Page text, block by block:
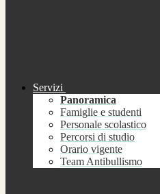
Servizi
Panoramica
Famiglie e studenti
Personale scolastico
Percorsi di studio
Orario vigente
Team Antibullismo